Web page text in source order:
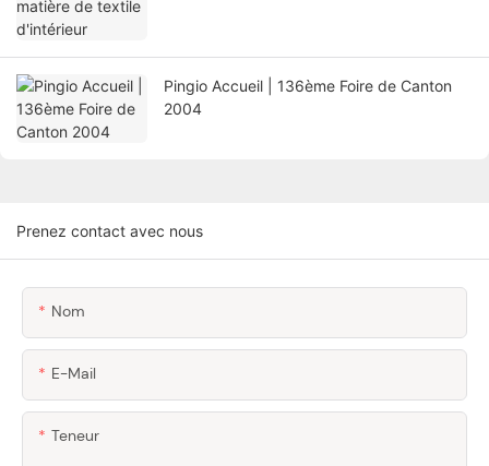
Pingio Accueil | 136ème Foire de Canton
2004
Prenez contact avec nous
Nom
E-Mail
Teneur